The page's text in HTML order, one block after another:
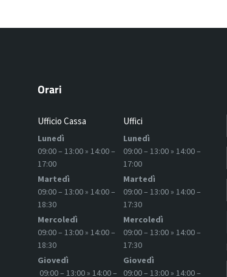
Orari
Ufficio Cassa
Lunedì
09:00 – 13:00 » 14:00 –
17:00
Martedì
09:00 – 13:00 » 14:00 –
18:30
Mercoledì
09:00 – 13:00 » 14:00 –
18:30
Giovedì
09:00 – 13:00 » 14:00 –
Uffici
Lunedì
09:00 – 13:00 » 14:00 –
17:00
Martedì
09:00 – 13:00 » 14:00 –
17:30
Mercoledì
09:00 – 13:00 » 14:00 –
17:30
Giovedì
09:00 – 13:00 » 14:00 –